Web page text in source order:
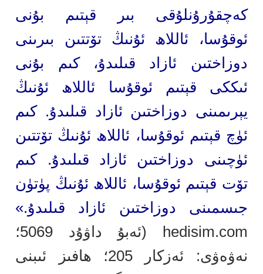
كەچقۇرۇنلۇقى بىر قېتىم بۇنى
ئوقۇسا، ئاللاھ ئۇنىڭ تۆتتىن بىرىنى
دوزاختىن ئازاد قىلىدۇ، كىم بۇنى
ئىككى قېتىم ئوقۇسا ئاللاھ ئۇنىڭ
يېرىمىنى دوزاختىن ئازاد قىلىدۇ. كىم
ئۈچ قېتىم ئوقۇسا، ئاللاھ ئۇنىڭ تۆتتىن
ئۈچىنى دوزاختىن ئازاد قىلىدۇ. كىم
تۆت قېتىم ئوقۇسا، ئاللاھ ئۇنىڭ پۈتۈن
جىسمىنى دوزاختىن ئازاد قىلىدۇ.»
hedisim.com
(ئەبۇ داۋۇد 5069؛
نەۋەۋى: ئەزكار 205؛ ھافىز ئىبنى